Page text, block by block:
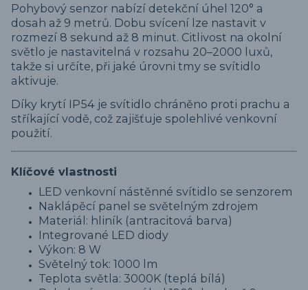
Pohybový senzor nabízí detekční úhel 120° a
dosah až 9 metrů. Dobu svícení lze nastavit v
rozmezí 8 sekund až 8 minut. Citlivost na okolní
světlo je nastavitelná v rozsahu 20–2000 luxů,
takže si určíte, při jaké úrovni tmy se svítidlo
aktivuje.
Díky krytí IP54 je svítidlo chráněno proti prachu a
stříkající vodě, což zajišťuje spolehlivé venkovní
použití.
Klíčové vlastnosti
LED venkovní nástěnné svítidlo se senzorem
Naklápěcí panel se světelným zdrojem
Materiál: hliník (antracitová barva)
Integrované LED diody
Výkon: 8 W
Světelný tok: 1000 lm
Teplota světla: 3000K (teplá bílá)